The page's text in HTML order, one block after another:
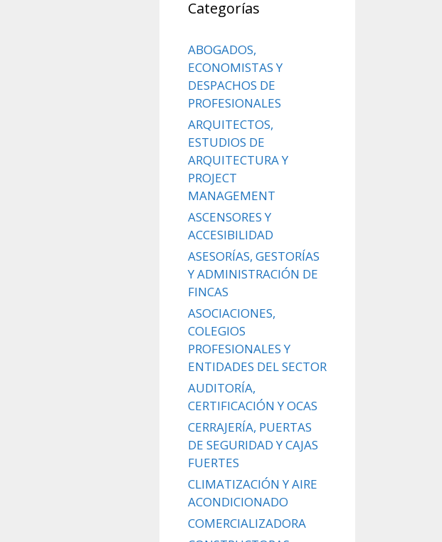
Categorías
ABOGADOS,
ECONOMISTAS Y
DESPACHOS DE
PROFESIONALES
ARQUITECTOS,
ESTUDIOS DE
ARQUITECTURA Y
PROJECT
MANAGEMENT
ASCENSORES Y
ACCESIBILIDAD
ASESORÍAS, GESTORÍAS
Y ADMINISTRACIÓN DE
FINCAS
ASOCIACIONES,
COLEGIOS
PROFESIONALES Y
ENTIDADES DEL SECTOR
AUDITORÍA,
CERTIFICACIÓN Y OCAS
CERRAJERÍA, PUERTAS
DE SEGURIDAD Y CAJAS
FUERTES
CLIMATIZACIÓN Y AIRE
ACONDICIONADO
COMERCIALIZADORA